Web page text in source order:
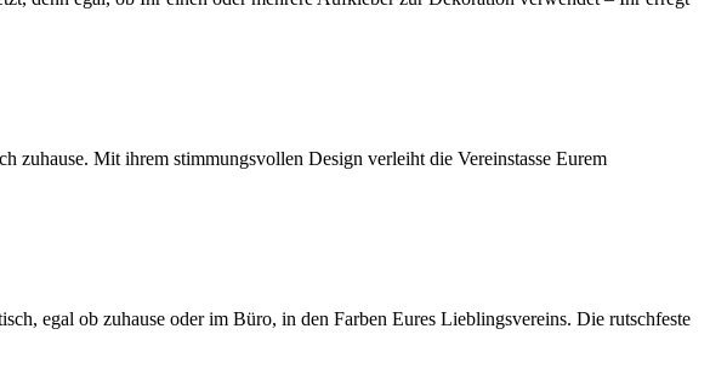
zuhause. Mit ihrem stimmungsvollen Design verleiht die Vereinstasse Eurem
egal ob zuhause oder im Büro, in den Farben Eures Lieblingsvereins. Die rutschfeste